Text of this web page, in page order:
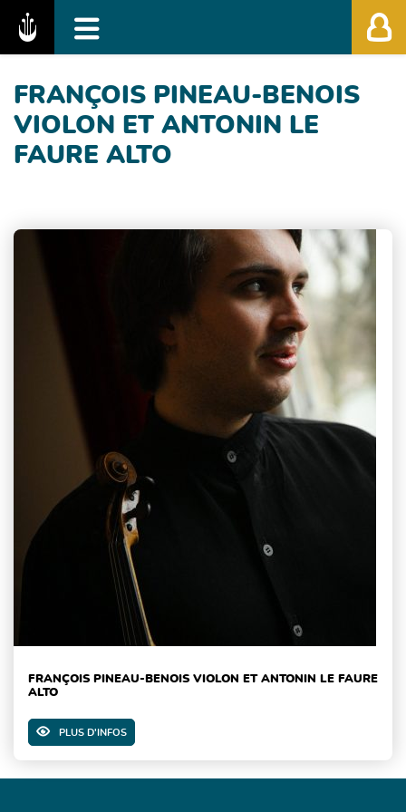
Fédération des Festivals de Musique
FRANÇOIS PINEAU-BENOIS
VIOLON ET ANTONIN LE
FAURE ALTO
FRANÇOIS PINEAU-BENOIS VIOLON ET ANTONIN LE FAURE
ALTO
PLUS D'INFOS